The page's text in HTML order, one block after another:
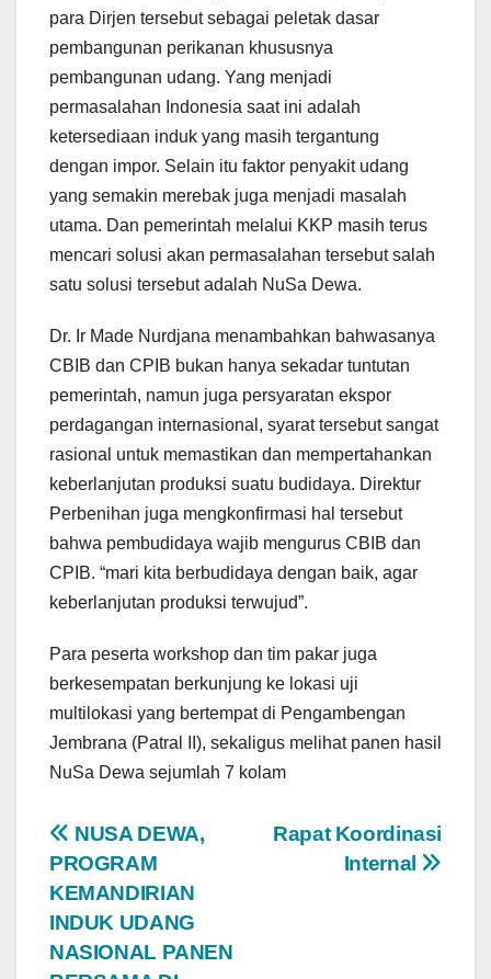
para Dirjen tersebut sebagai peletak dasar
pembangunan perikanan khususnya
pembangunan udang. Yang menjadi
permasalahan Indonesia saat ini adalah
ketersediaan induk yang masih tergantung
dengan impor. Selain itu faktor penyakit udang
yang semakin merebak juga menjadi masalah
utama. Dan pemerintah melalui KKP masih terus
mencari solusi akan permasalahan tersebut salah
satu solusi tersebut adalah NuSa Dewa.
Dr. Ir Made Nurdjana menambahkan bahwasanya
CBIB dan CPIB bukan hanya sekadar tuntutan
pemerintah, namun juga persyaratan ekspor
perdagangan internasional, syarat tersebut sangat
rasional untuk memastikan dan mempertahankan
keberlanjutan produksi suatu budidaya. Direktur
Perbenihan juga mengkonfirmasi hal tersebut
bahwa pembudidaya wajib mengurus CBIB dan
CPIB. “mari kita berbudidaya dengan baik, agar
keberlanjutan produksi terwujud”.
Para peserta workshop dan tim pakar juga
berkesempatan berkunjung ke lokasi uji
multilokasi yang bertempat di Pengambengan
Jembrana (Patral II), sekaligus melihat panen hasil
NuSa Dewa sejumlah 7 kolam
Post
navigation
Rapat Koordinasi
Internal
NUSA DEWA,
PROGRAM
KEMANDIRIAN
INDUK UDANG
NASIONAL PANEN